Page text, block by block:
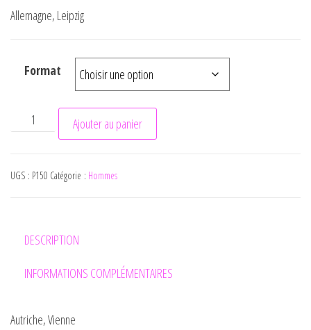
Allemagne, Leipzig
Format
quantité de Homme effondré
Ajouter au panier
UGS : P150 Catégorie : Hommes
DESCRIPTION
INFORMATIONS COMPLÉMENTAIRES
Autriche, Vienne